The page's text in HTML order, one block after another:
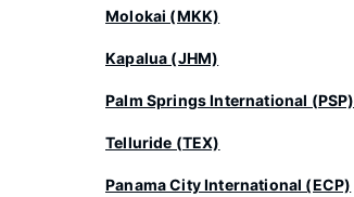
Molokai (MKK)
Kapalua (JHM)
Palm Springs International (PSP)
Telluride (TEX)
Panama City International (ECP)